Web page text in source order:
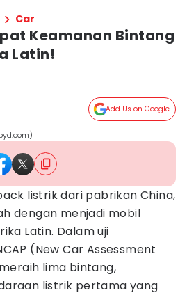
Car
Keamanan Bintang
Latin!
Add Us on Google
listrik dari pabrikan China,
dengan menjadi mobil
Latin. Dalam uji
(New Car Assessment
lima bintang,
listrik pertama yang